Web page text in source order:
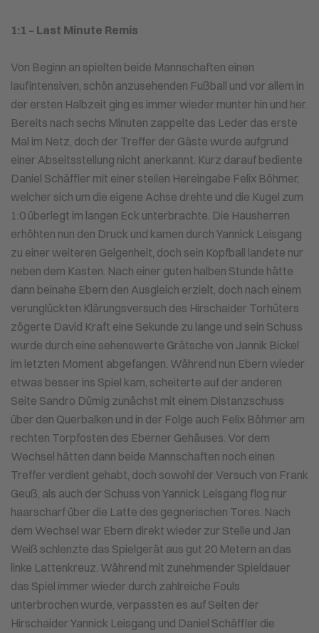
1:1 – Last Minute Remis
Von Beginn an spielten beide Mannschaften einen
laufintensiven, schön anzusehenden Fußball und vor allem in
der ersten Halbzeit ging es immer wieder munter hin und her.
Bereits nach sechs Minuten zappelte das Leder das erste
Mal im Netz, doch der Treffer der Gäste wurde aufgrund
einer Abseitsstellung nicht anerkannt. Kurz darauf bediente
Daniel Schäffler mit einer steilen Hereingabe Felix Böhmer,
welcher sich um die eigene Achse drehte und die Kugel zum
1:0 überlegt im langen Eck unterbrachte. Die Hausherren
erhöhten nun den Druck und kamen durch Yannick Leisgang
zu einer weiteren Gelgenheit, doch sein Kopfball landete nur
neben dem Kasten. Nach einer guten halben Stunde hätte
dann beinahe Ebern den Ausgleich erzielt, doch nach einem
verunglückten Klärungsversuch des Hirschaider Torhüters
zögerte David Kraft eine Sekunde zu lange und sein Schuss
wurde durch eine sehenswerte Grätsche von Jannik Bickel
im letzten Moment abgefangen. Während nun Ebern wieder
etwas besser ins Spiel kam, scheiterte auf der anderen
Seite Sandro Dümig zunächst mit einem Distanzschuss
über den Querbalken und in der Folge auch Felix Böhmer am
rechten Torpfosten des Eberner Gehäuses. Vor dem
Wechsel hätten dann beide Mannschaften noch einen
Treffer verdient gehabt, doch sowohl der Versuch von Frank
Geuß, als auch der Schuss von Yannick Leisgang flog nur
haarscharf über die Latte des gegnerischen Tores. Nach
dem Wechsel war Ebern direkt wieder zur Stelle und Jan
Weiß schlenzte das Spielgerät aus gut 20 Metern an das
linke Lattenkreuz. Während mit zunehmender Spieldauer
das Spiel immer wieder durch zahlreiche Fouls
unterbrochen wurde, verpassten es auf Seiten der
Hirschaider Yannick Leisgang und Daniel Schäffler die